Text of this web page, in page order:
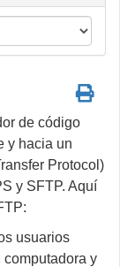
de código
y hacia un
Protocol)
y SFTP. Aquí
usuarios
computadora y